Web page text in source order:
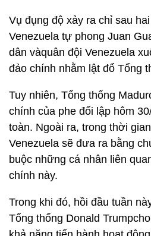
Vụ đụng độ xảy ra chỉ sau
Venezuela tự phong Juan
dân vàquân đội Venezuela
đảo chính nhằm lật đổ Tổng
Tuy nhiên, Tổng thống
chính của phe đối lập hôm
toàn. Ngoài ra, trong thời
Venezuela sẽ đưa ra bằng
buộc những cá nhân liên
chính này.
Trong khi đó, hồi đầu tuần
Tổng thống Donald